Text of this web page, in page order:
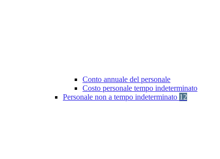
Conto annuale del personale
Costo personale tempo indeterminato
Personale non a tempo indeterminato 12